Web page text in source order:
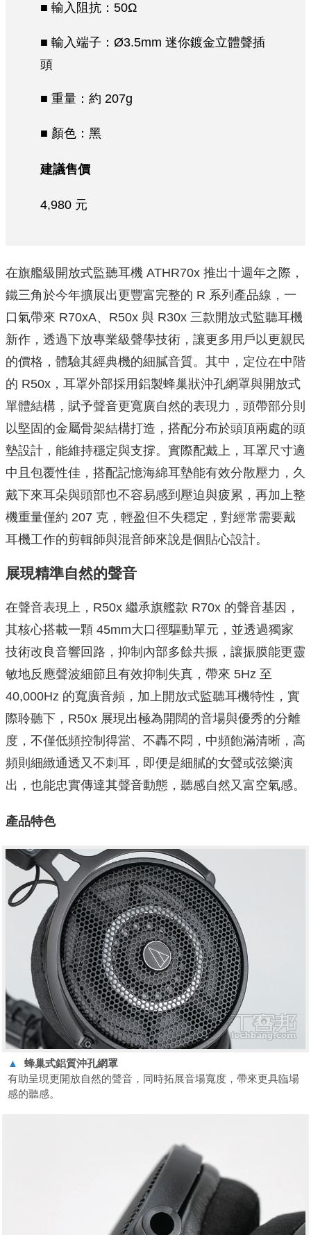
■ 輸入阻抗：50Ω
■ 輸入端子：Ø3.5mm 迷你鍍金立體聲插
頭
■ 重量：約 207g
■ 顏色：黑
建議售價
4,980 元
在旗艦級開放式監聽耳機 ATHR70x 推出十週年之際，
鐵三角於今年擴展出更豐富完整的 R 系列產品線，一
口氣帶來 R70xA、R50x 與 R30x 三款開放式監聽耳機
新作，透過下放專業級聲學技術，讓更多用戶以更親民
的價格，體驗其經典機的細膩音質。其中，定位在中階
的 R50x，耳罩外部採用鋁製蜂巢狀沖孔網罩與開放式
單體結構，賦予聲音更寬廣自然的表現力，頭帶部分則
以堅固的金屬骨架結構打造，搭配分布於頭頂兩處的頭
墊設計，能維持穩定與支撐。實際配戴上，耳罩尺寸適
中且包覆性佳，搭配記憶海綿耳墊能有效分散壓力，久
戴下來耳朵與頭部也不容易感到壓迫與疲累，再加上整
機重量僅約 207 克，輕盈但不失穩定，對經常需要戴
耳機工作的剪輯師與混音師來說是個貼心設計。
展現精準自然的聲音
在聲音表現上，R50x 繼承旗艦款 R70x 的聲音基因，
其核心搭載一顆 45mm大口徑驅動單元，並透過獨家
技術改良音響回路，抑制內部多餘共振，讓振膜能更靈
敏地反應聲波細節且有效抑制失真，帶來 5Hz 至
40,000Hz 的寬廣音頻，加上開放式監聽耳機特性，實
際聆聽下，R50x 展現出極為開闊的音場與優秀的分離
度，不僅低頻控制得當、不轟不悶，中頻飽滿清晰，高
頻則細緻通透又不刺耳，即便是細膩的女聲或弦樂演
出，也能忠實傳達其聲音動態，聽感自然又富空氣感。
產品特色
▲
蜂巢式鋁質沖孔網罩
有助呈現更開放自然的聲音，同時拓展音場寬度，帶來更具臨場
感的聽感。